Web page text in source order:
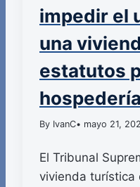
impedir el
una
estatutos
By IvanC• mayo 21,
El Tribunal
vivienda turística